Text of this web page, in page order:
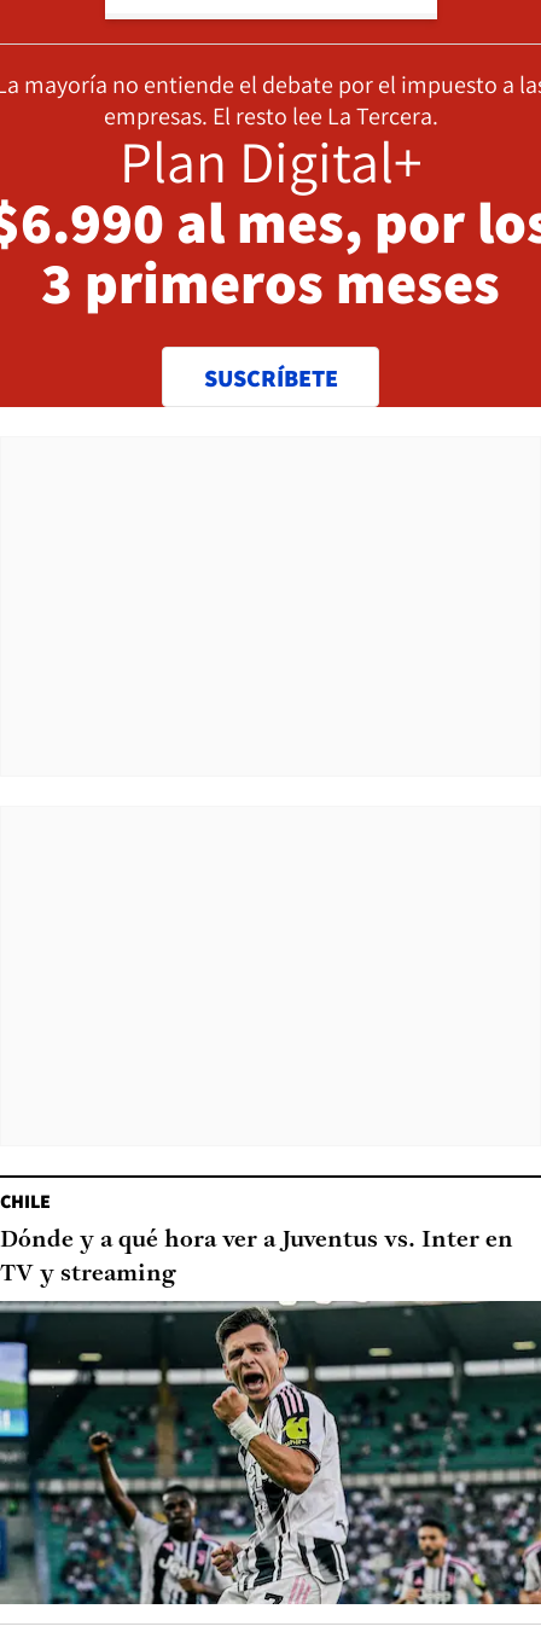
mayoría no entiende el debate por el impuesto a
empresas. El resto lee La Tercera.
Plan Digital+
al mes, por
3 primeros meses
SUSCRÍBETE
CHILE
Dónde y a qué hora ver a Juventus vs. Inter en
TV y streaming